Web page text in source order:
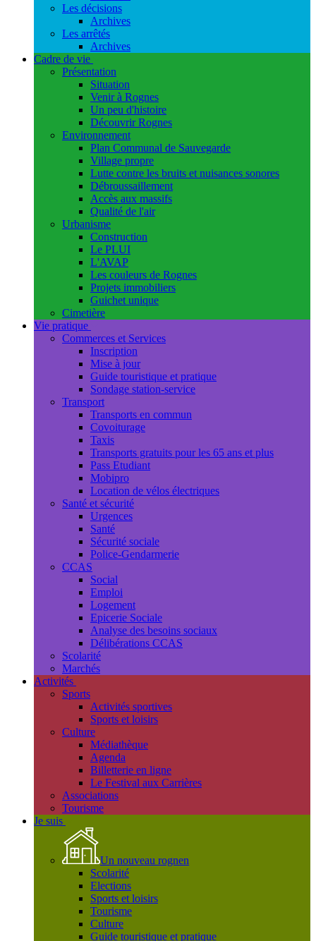
Les décisions
Archives
Les arrêtés
Archives
Cadre de vie
Présentation
Situation
Venir à Rognes
Un peu d'histoire
Découvrir Rognes
Environnement
Plan Communal de Sauvegarde
Village propre
Lutte contre les bruits et nuisances sonores
Débroussaillement
Accès aux massifs
Qualité de l'air
Urbanisme
Construction
Le PLUI
L'AVAP
Les couleurs de Rognes
Projets immobiliers
Guichet unique
Cimetière
Vie pratique
Commerces et Services
Inscription
Mise à jour
Guide touristique et pratique
Sondage station-service
Transport
Transports en commun
Covoiturage
Taxis
Transports gratuits pour les 65 ans et plus
Pass Etudiant
Mobipro
Location de vélos électriques
Santé et sécurité
Urgences
Santé
Sécurité sociale
Police-Gendarmerie
CCAS
Social
Emploi
Logement
Epicerie Sociale
Analyse des besoins sociaux
Délibérations CCAS
Scolarité
Marchés
Activités
Sports
Activités sportives
Sports et loisirs
Culture
Médiathèque
Agenda
Billetterie en ligne
Le Festival aux Carrières
Associations
Tourisme
Je suis
Un nouveau rognen
Scolarité
Elections
Sports et loisirs
Tourisme
Culture
Guide touristique et pratique